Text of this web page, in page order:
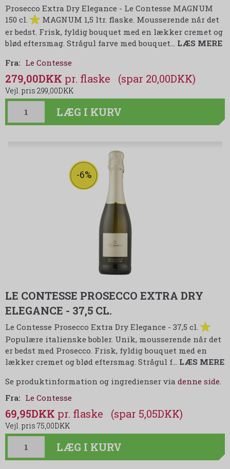
Prosecco Extra Dry Elegance - Le Contesse MAGNUM
150 cl.
MAGNUM 1,5 ltr. flaske. Mousserende når det
er bedst. Frisk, fyldig bouquet med en lækker cremet og
blød eftersmag. Strågul farve med bouquet… LÆS MERE
Fra: Le Contesse
279,00DKK
299,00DKK
(spar 20,00DKK)
LÆG I KURV
-6%
LE CONTESSE PROSECCO EXTRA DRY
ELEGANCE - 37,5 CL.
Le Contesse Prosecco Extra Dry Elegance - 37,5 cl.
Populære italienske bobler. Unik, mousserende når det
er bedst med Prosecco. Frisk, fyldig bouquet med en
lækker cremet og blød eftersmag. Strågul f… LÆS MERE
Se produktinformation og ingredienser via denne side.
Fra: Le Contesse
69,95DKK
75,00DKK
(spar 5,05DKK)
LÆG I KURV